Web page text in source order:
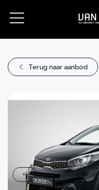
Terug naar aanbod